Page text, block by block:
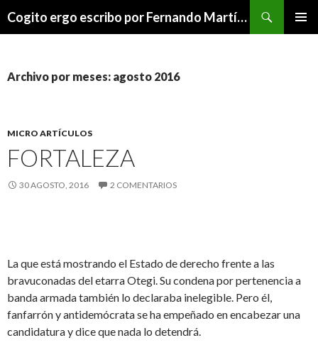
Cogito ergo escribo por Fernando Martínez Serrano
Archivo por meses: agosto 2016
MICRO ARTÍCULOS
FORTALEZA
30 AGOSTO, 2016 2 COMENTARIOS
La que está mostrando el Estado de derecho frente a las
bravuconadas del etarra Otegi. Su condena por pertenencia a
banda armada también lo declaraba inelegible. Pero él,
fanfarrón y antidemócrata se ha empeñado en encabezar una
candidatura y dice que nada lo detendrá.